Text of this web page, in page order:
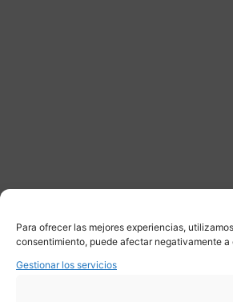
Para ofrecer las mejores experiencias,
consentimiento, puede afectar negativamente
Gestionar los servicios